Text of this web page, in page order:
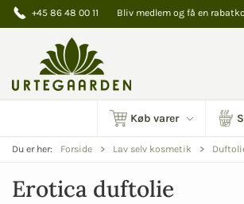
+45 86 48 00 11 Bliv medlem og få en
Køb varer
Du er her: Forside Lav selv kosmetik
Erotica duftolie